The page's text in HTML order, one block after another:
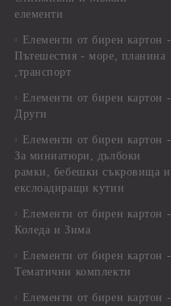
елементи
Елементи от бирен картон -
Пътешестия - море, планина
,транспорт
Елементи от бирен картон -
Други
Елементи от бирен картон -
За миниатюри, дълбоки
рамки, бебешки съкровища и
екслоадиращи кутии
Елементи от бирен картон -
Коледа и Зима
Елементи от бирен картон -
Тематични комплекти
Елементи от бирен картон -